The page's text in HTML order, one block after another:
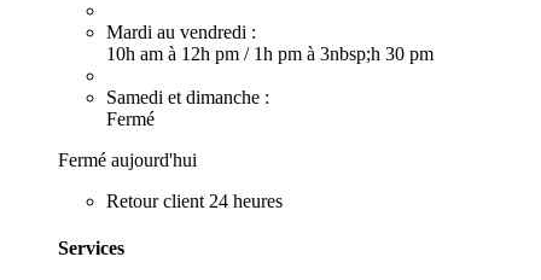
Mardi au vendredi :
10h am à 12h pm / 1h pm à 3nbsp;h 30 pm
Samedi et dimanche :
Fermé
Fermé aujourd'hui
Retour client 24 heures
Services